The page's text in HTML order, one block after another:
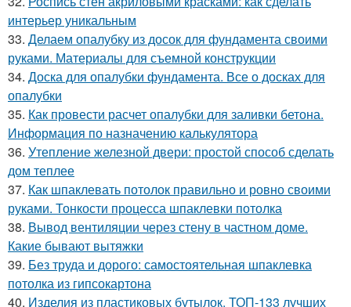
интерьер уникальным
33. Делаем опалубку из досок для фундамента своими
руками. Материалы для съемной конструкции
34. Доска для опалубки фундамента. Все о досках для
опалубки
35. Как провести расчет опалубки для заливки бетона.
Информация по назначению калькулятора
36. Утепление железной двери: простой способ сделать
дом теплее
37. Как шпаклевать потолок правильно и ровно своими
руками. Тонкости процесса шпаклевки потолка
38. Вывод вентиляции через стену в частном доме.
Какие бывают вытяжки
39. Без труда и дорого: самостоятельная шпаклевка
потолка из гипсокартона
40. Изделия из пластиковых бутылок. ТОП-133 лучших